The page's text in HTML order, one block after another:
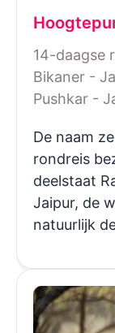
14-daagse
Bikaner -
Pushkar -
De naam
rondreis
deelstaat
Jaipur, de
natuurlijk